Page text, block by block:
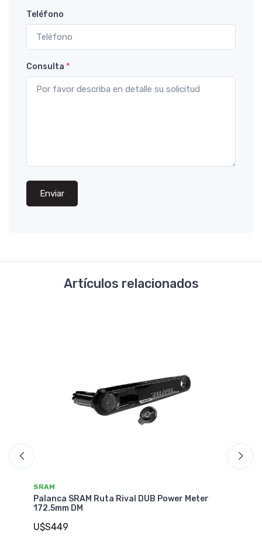
Teléfono
Consulta *
Enviar
Artículos relacionados
SRAM
Palanca SRAM Ruta Rival DUB Power Meter
172.5mm DM
U$S449